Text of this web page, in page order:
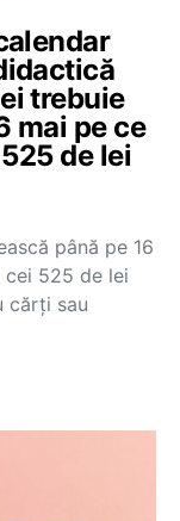
trebuie
mai pe ce
de lei
până pe 16
525 de lei
cărți sau